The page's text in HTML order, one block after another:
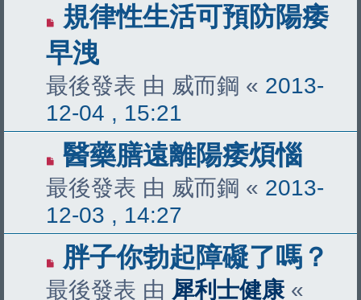
規律性生活可預防陽痿
早洩
最後發表 由 威而鋼 « 2013-
12-04 , 15:21
醫藥膳遠離陽痿煩惱
最後發表 由 威而鋼 « 2013-
12-03 , 14:27
胖子你勃起障礙了嗎？
最後發表 由 犀利士健康 «